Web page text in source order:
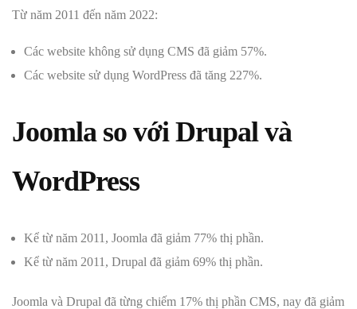
Từ năm 2011 đến năm 2022:
Các website không sử dụng CMS đã giảm 57%.
Các website sử dụng WordPress đã tăng 227%.
Joomla so với Drupal và
WordPress
Kể từ năm 2011, Joomla đã giảm 77% thị phần.
Kể từ năm 2011, Drupal đã giảm 69% thị phần.
Joomla và Drupal đã từng chiếm 17% thị phần CMS, nay đã giảm